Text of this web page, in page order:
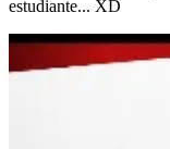
estudiante... XD